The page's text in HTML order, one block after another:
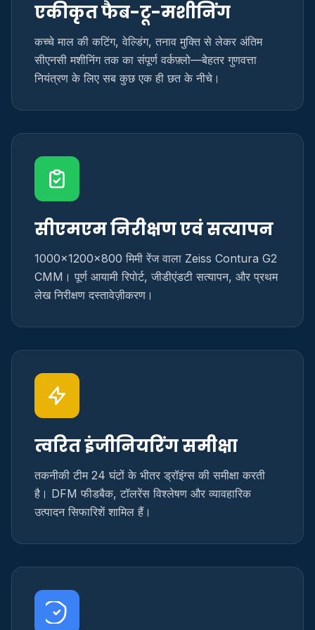
एकीकृत फैब-टू-मशीनिंग
कच्चे माल की कटिंग, वेल्डिंग, तनाव मुक्ति से लेकर अंतिम
सीएनसी मशीनिंग तक का संपूर्ण वर्कफ़्लो—बेहतर गुणवत्ता
नियंत्रण के लिए सब कुछ एक ही छत के नीचे।
सीएमएम निरीक्षण एवं सत्यापन
1000×1200×800 मिमी रेंज वाला Zeiss Contura G2
CMM। पूर्ण आयामी रिपोर्ट, जीडीएंडटी सत्यापन, और प्रथम
लेख निरीक्षण दस्तावेज़ीकरण।
त्वरित इंजीनियरिंग समीक्षा
तकनीकी टीम 24 घंटों के भीतर ड्रॉइंग्स की समीक्षा करती
है। DFM फीडबैक, टॉलरेंस विश्लेषण और व्यावहारिक
उत्पादन सिफारिशें शामिल हैं।